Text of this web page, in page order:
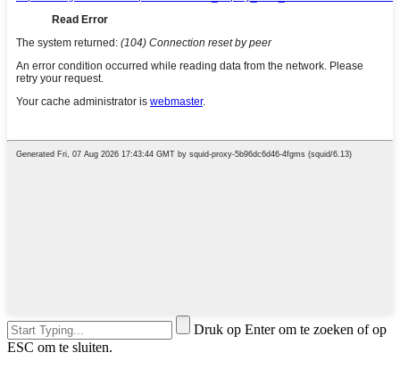
Druk op Enter om te zoeken of op
ESC om te sluiten.